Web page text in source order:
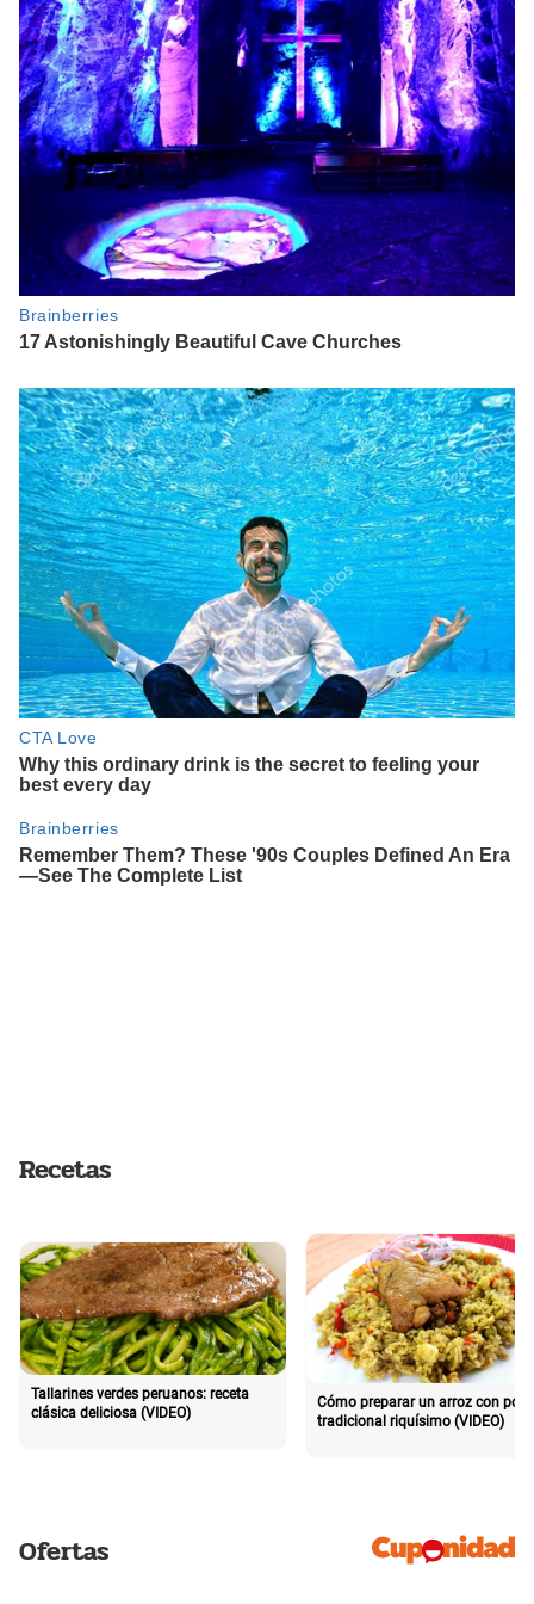
Recetas
Tallarines verdes peruanos: receta
clásica deliciosa (VIDEO)
Cómo preparar un arroz con pollo
tradicional riquísimo (VIDEO)
Ofertas